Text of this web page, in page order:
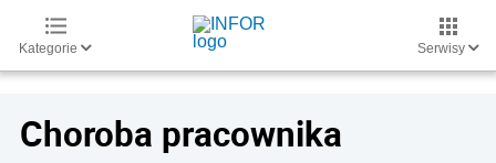
Kategorie Serwisy
Choroba pracownika